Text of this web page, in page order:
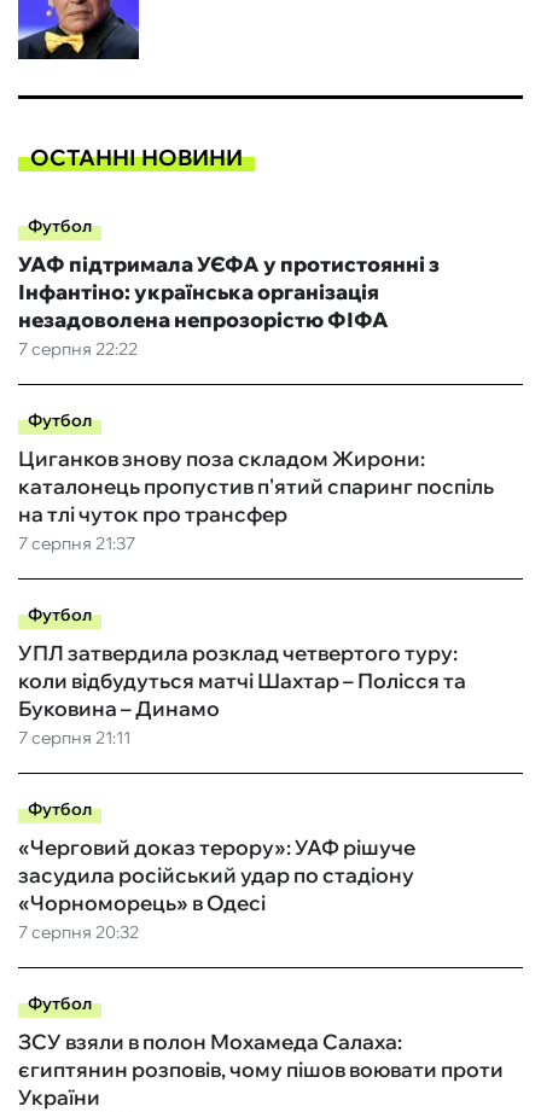
ОСТАННІ НОВИНИ
Футбол
7 серпня 22:22
УАФ підтримала УЄФА у протистоянні з
Інфантіно: українська організація
незадоволена непрозорістю ФІФА
Футбол
7 серпня 21:37
Циганков знову поза складом Жирони:
каталонець пропустив п'ятий спаринг поспіль
на тлі чуток про трансфер
Футбол
7 серпня 21:11
УПЛ затвердила розклад четвертого туру:
коли відбудуться матчі Шахтар – Полісся та
Буковина – Динамо
Футбол
7 серпня 20:32
«Черговий доказ терору»: УАФ рішуче
засудила російський удар по стадіону
«Чорноморець» в Одесі
Футбол
ЗСУ взяли в полон Мохамеда Салаха:
єгиптянин розповів, чому пішов воювати проти
України